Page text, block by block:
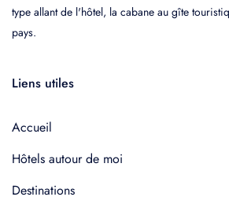
type allant de l'hôtel, la cabane au gîte
pays.
Liens utiles
Accueil
Hôtels autour de moi
Destinations